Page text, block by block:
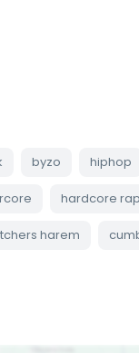
byzo hiphop
hardcore rap
harem